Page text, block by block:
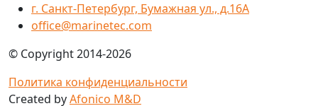
г. Санкт-Петербург, Бумажная ул., д.16А
office@marinetec.com
© Copyright 2014-2026
Политика конфиденциальности
Created byAfonico M&D